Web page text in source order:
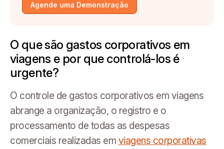
Agende uma Demonstração
O que são gastos corporativos em
viagens e por que controlá-los é
urgente?
O controle de gastos corporativos em viagens
abrange a organização, o registro e o
processamento de todas as despesas
comerciais realizadas em viagens corporativas